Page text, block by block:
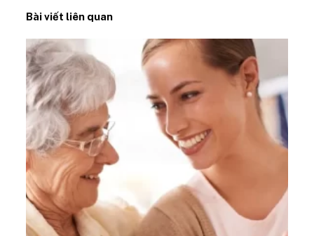
Bài viết liên quan